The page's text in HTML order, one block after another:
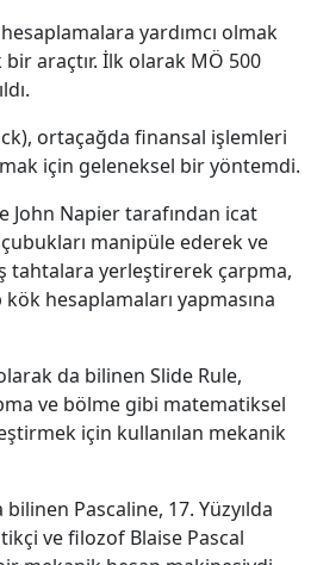
yardımcı olmak
araçtır. İlk olarak MÖ 500
ortaçağda finansal işlemleri
için geleneksel bir yöntemdi.
John Napier tarafından icat
çubukları manipüle ederek ve
tahtalara yerleştirerek çarpma,
hesaplamaları yapmasına
da bilinen Slide Rule,
ve bölme gibi matematiksel
için kullanılan mekanik
Pascaline, 17. Yüzyılda
ve filozof Blaise Pascal